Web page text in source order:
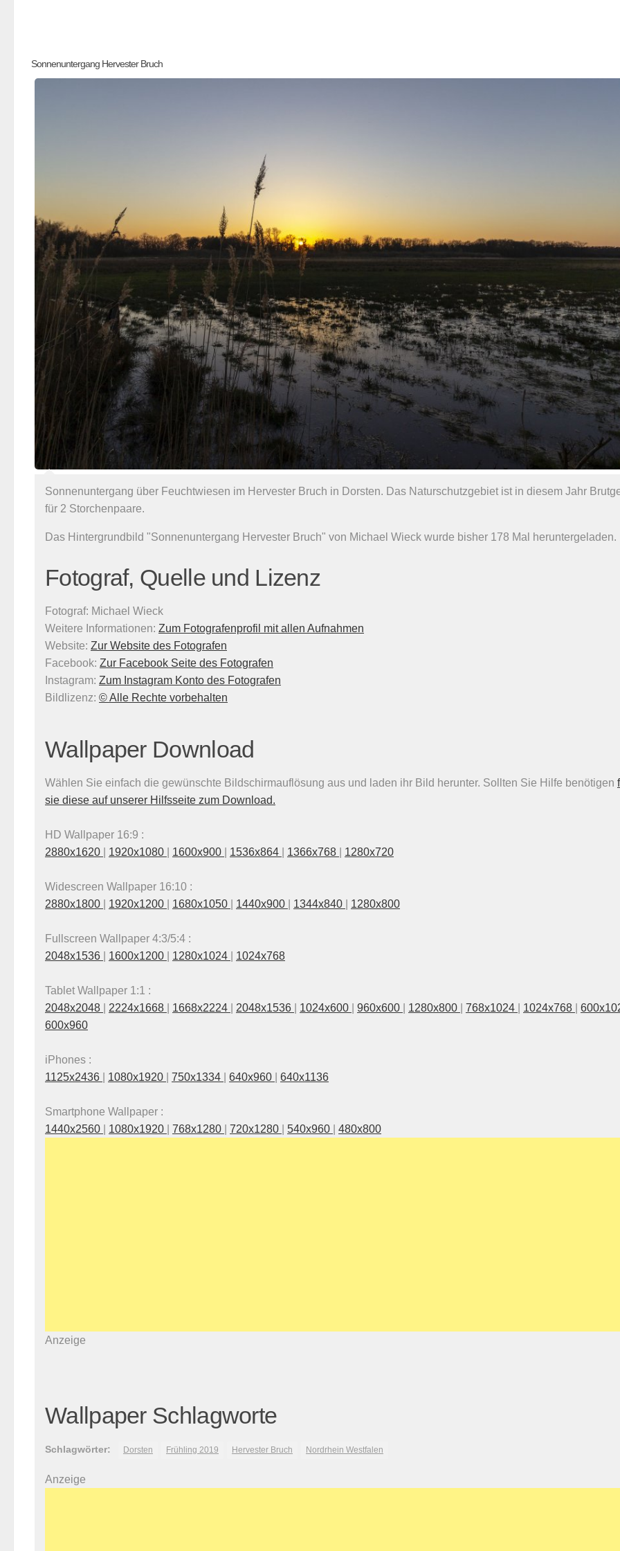
Sonnenuntergang Hervester Bruch
Sonnenuntergang über Feuchtwiesen im Hervester Bruch in Dorsten. Das Naturschutzgebiet ist in diesem Jahr
für 2 Storchenpaare.
Das Hintergrundbild "Sonnenuntergang Hervester Bruch" von Michael Wieck wurde bisher 178 Mal heruntergeladen.
Fotograf, Quelle und Lizenz
Fotograf: Michael Wieck
Weitere Informationen: Zum Fotografenprofil mit allen Aufnahmen
Website: Zur Website des Fotografen
Facebook: Zur Facebook Seite des Fotografen
Instagram: Zum Instagram Konto des Fotografen
Bildlizenz: © Alle Rechte vorbehalten
Wallpaper Download
Wählen Sie einfach die gewünschte Bildschirmauflösung aus und laden ihr Bild herunter. Sollten Sie Hilfe benötigen
sie diese auf unserer Hilfsseite zum Download.
HD Wallpaper 16:9 :
2880x1620
1920x1080 1600x900 1536x864 1366x768 1280x720
Widescreen Wallpaper 16:10 :
2880x1800
1920x1200 1680x1050 1440x900 1344x840 1280x800
Fullscreen Wallpaper 4:3/5:4 :
2048x1536
1600x1200 1280x1024 1024x768
Tablet Wallpaper 1:1 :
2048x2048
2224x1668 1668x2224 2048x1536 1024x600 960x600 1280x800 768x1024 1024x768
600x960
iPhones :
1125x2436
1080x1920 750x1334 640x960 640x1136
Smartphone Wallpaper :
1440x2560
1080x1920 768x1280 720x1280 540x960 480x800
Anzeige
Wallpaper Schlagworte
Schlagwörter: Dorsten Frühling 2019 Hervester Bruch Nordrhein Westfalen
Anzeige